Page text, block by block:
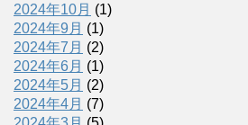
2024年10月 (1)
2024年9月 (1)
2024年7月 (2)
2024年6月 (1)
2024年5月 (2)
2024年4月 (7)